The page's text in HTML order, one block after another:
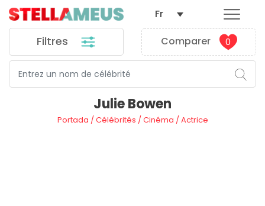
Filtres Comparer 0
Fr
Julie Bowen
Portada /Célébrités /Cinéma /Actrice